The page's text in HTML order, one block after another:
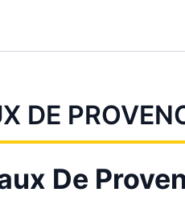
DE
De